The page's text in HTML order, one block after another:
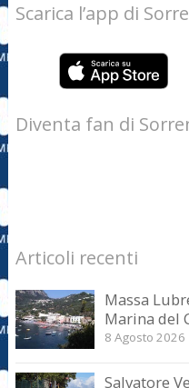
Scarica l’app di
Diventa fan di
Articoli recenti
Massa
Marina del
8 Agosto 2026
Salvatore